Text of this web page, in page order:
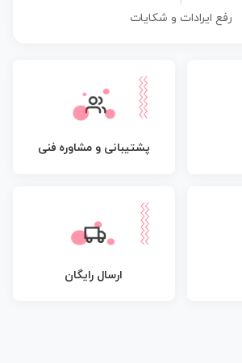
رفع ایرادات و شکایات
پشتیبانی و مشاوره فنی
ارسال رایگان